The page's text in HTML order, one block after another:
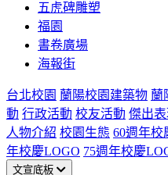
五虎碑雕塑
福園
書卷廣場
海報街
台北校園 蘭陽校園建築物 蘭
動 行政活動 校友活動 傑出
人物介紹 校園生態 60週年校
年校慶LOGO 75週年校慶
文宣底板